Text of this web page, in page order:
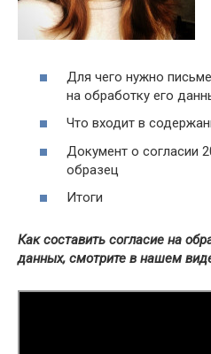
Для чего нужно
на обработку его
Что входит в
Документ о согласии
образец
Итоги
Как составить согласие на
данных, смотрите в нашем